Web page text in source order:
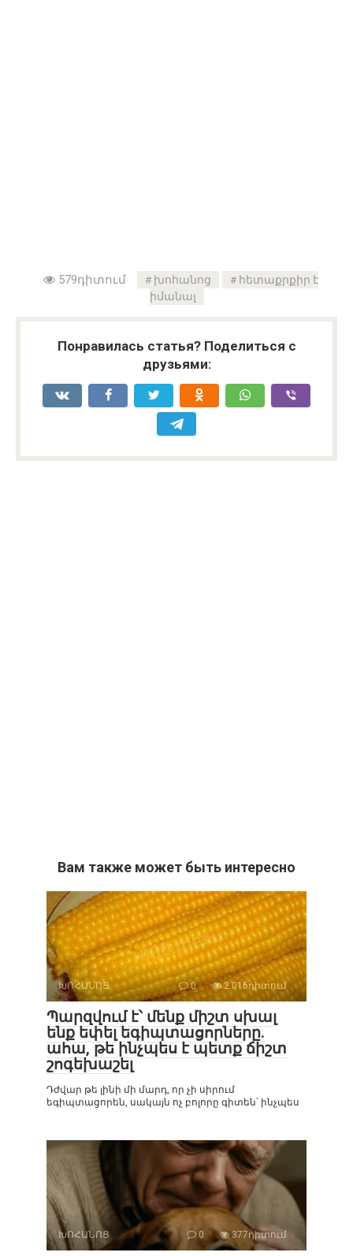
579դիտում խոհանոց
հետաքրքիր է
իմանալ
Понравилась статья? Поделиться с
друзьями:
Вам также может быть интересно
ԽՈՀԱՆՈՑ 0 2 016դիտում
Պարզվում է՝ մենք միշտ սխալ
ենք եփել եգիպտացորները.
ահա, թե ինչպես է պետք ճիշտ
շոգեխաշել
Դժվար թե լինի մի մարդ, որ չի սիրում
եգիպտացորեն, սակայն ոչ բոլորը գիտեն՝ ինչպես
ԽՈՀԱՆՈՑ 0 377դիտում